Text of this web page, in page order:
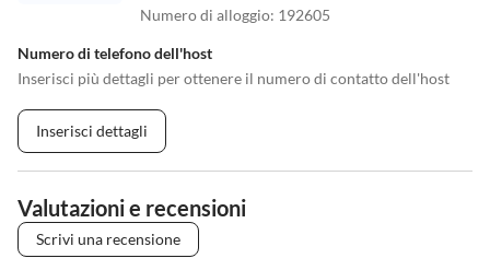
Numero di alloggio: 192605
Numero di telefono dell'host
Inserisci più dettagli per ottenere il numero di contatto dell'host
Inserisci dettagli
Valutazioni e recensioni
Scrivi una recensione